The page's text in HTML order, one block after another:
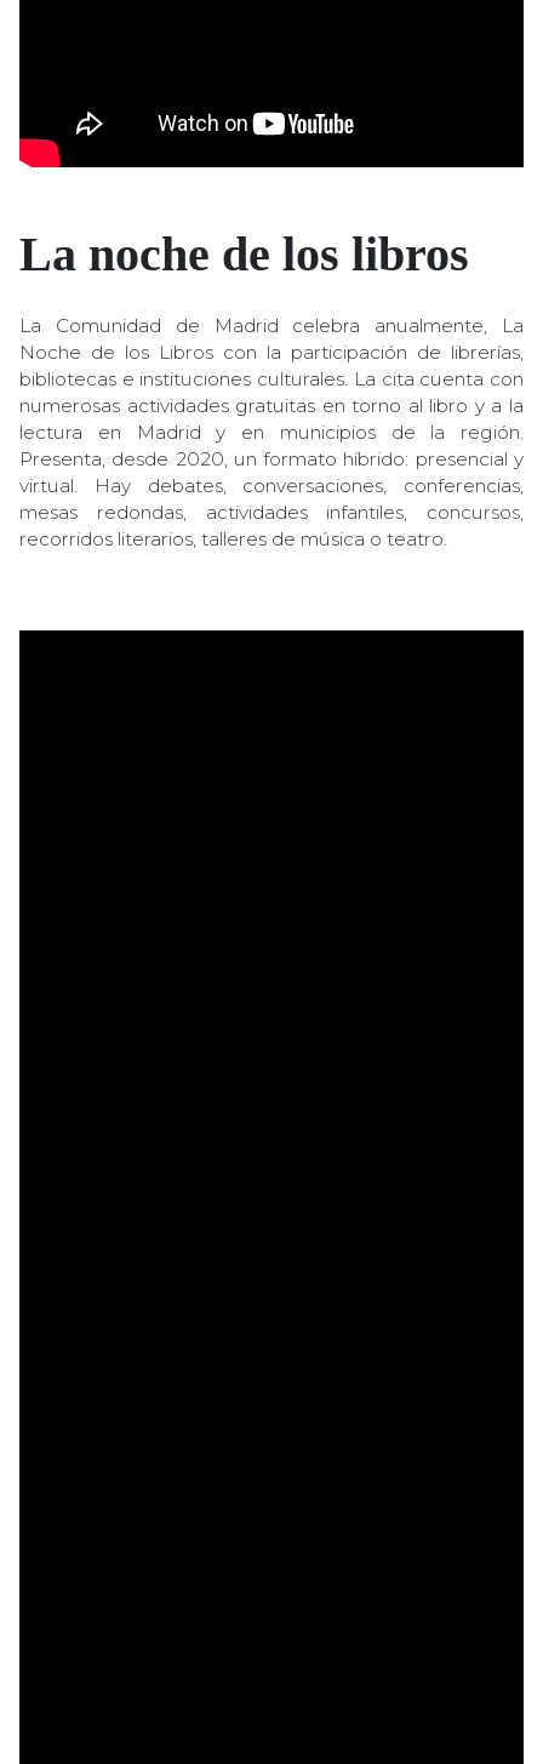
La noche de los libros
La Comunidad de Madrid celebra anualmente, La
Noche de los Libros con la participación de librerías,
bibliotecas e instituciones culturales. La cita cuenta con
numerosas actividades gratuitas en torno al libro y a la
lectura en Madrid y en municipios de la región.
Presenta, desde 2020, un formato híbrido: presencial y
virtual. Hay debates, conversaciones, conferencias,
mesas redondas, actividades infantiles, concursos,
recorridos literarios, talleres de música o teatro.